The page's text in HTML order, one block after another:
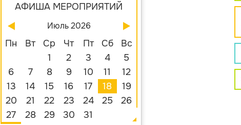
АФИША МЕРОПРИЯТИЙ
Июль 2026
Пн Вт Ср Чт Пт Сб
Вс
1
2 3 4
5
6
7 8 9 10 11
12
13
14 15 16 17 18
19
20
21 22 23 24 25
26
27
28 29 30 31